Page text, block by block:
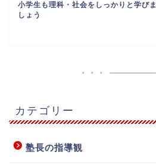
小学生も理科・社会をしっかりと学びま
しょう
カテゴリー
塾長の指導観